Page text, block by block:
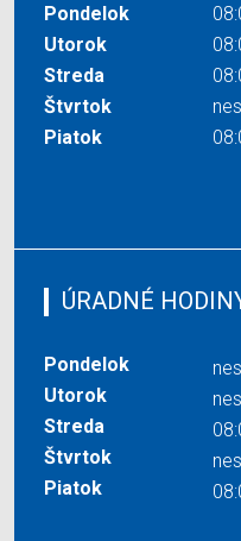
Pondelok
Utorok
Streda
Štvrtok
Piatok
ÚRADNÉ
Pondelok
Utorok
Streda
Štvrtok
Piatok